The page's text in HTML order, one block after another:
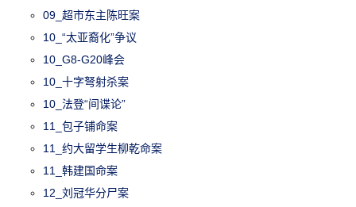
09_超市东主陈旺案
10_“太亚裔化”争议
10_G8-G20峰会
10_十字弩射杀案
10_法登“间谍论”
11_包子铺命案
11_约大留学生柳乾命案
11_韩建国命案
12_刘冠华分尸案